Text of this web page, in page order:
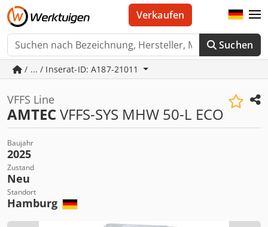
Suchen
Verkaufen
/ ... / Inserat-ID: A187-21011
VFFS Line
AMTECVFFS-SYS MHW 50-L ECO
Baujahr
2025
Zustand
Neu
Standort
Hamburg